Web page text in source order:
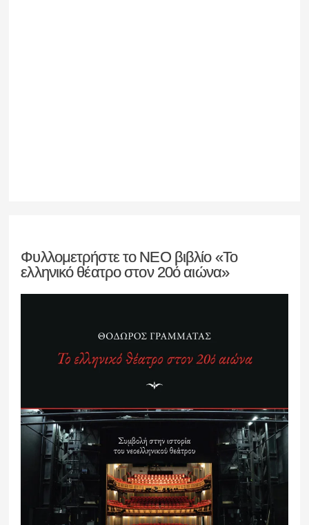
Φυλλομετρήστε το ΝΕΟ βιβλίο «Το
ελληνικό θέατρο στον 20ό αιώνα»